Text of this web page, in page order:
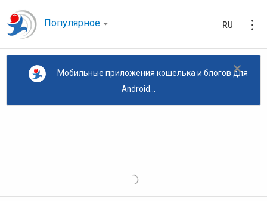
Популярное RU
×
Мобильные приложения кошелька и блогов для
Android...